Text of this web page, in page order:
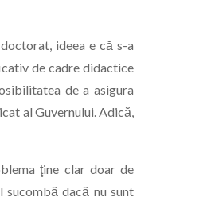
ideea e că s-a
de cadre didactice
de a asigura
al Guvernului. Adică,
ţine clar doar de
dacă nu sunt